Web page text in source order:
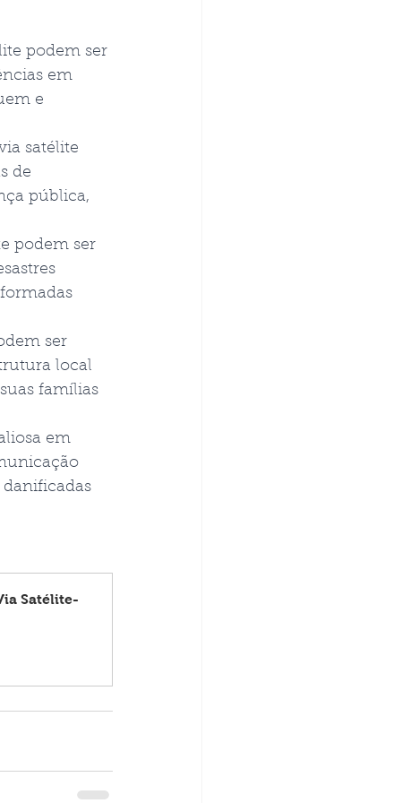
podem ser
em
e
satélite
de
pública,
podem ser
ser
local
famílias
em
Satélite-